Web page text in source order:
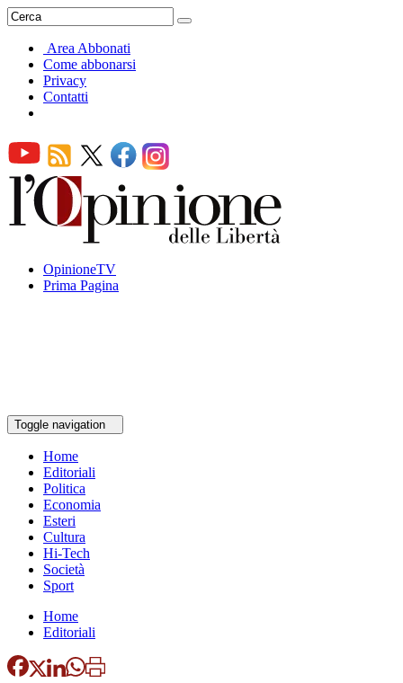
Area Abbonati
Come abbonarsi
Privacy
Contatti
OpinioneTV
Prima Pagina
Toggle navigation
Home
Editoriali
Politica
Economia
Esteri
Cultura
Hi-Tech
Società
Sport
Home
Editoriali